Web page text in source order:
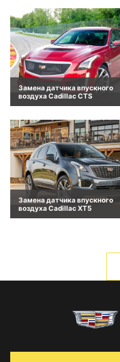
Замена датчика впускного
воздуха Cadillac CTS
Замена датчика впускного
воздуха Cadillac XT5